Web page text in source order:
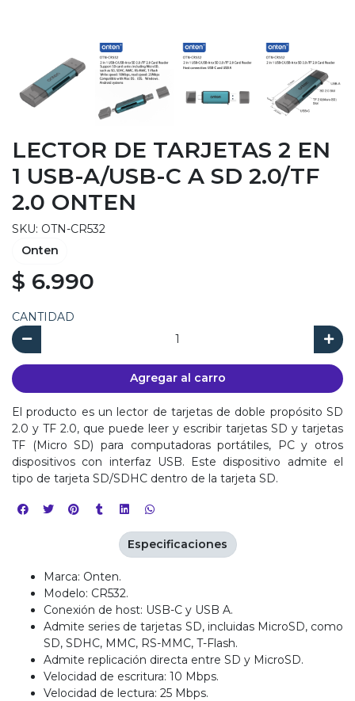
LECTOR DE TARJETAS 2 EN
1 USB-A/USB-C A SD 2.0/TF
2.0 ONTEN
SKU: OTN-CR532
Onten
$ 6.990
CANTIDAD
Agregar al carro
El producto es un lector de tarjetas de doble propósito SD
2.0 y TF 2.0, que puede leer y escribir tarjetas SD y tarjetas
TF (Micro SD) para computadoras portátiles, PC y otros
dispositivos con interfaz USB. Este dispositivo admite el
tipo de tarjeta SD/SDHC dentro de la tarjeta SD.
Marca: Onten.
Modelo: CR532.
Conexión de host: USB-C y USB A.
Admite series de tarjetas SD, incluidas MicroSD, como
SD, SDHC, MMC, RS-MMC, T-Flash.
Admite replicación directa entre SD y MicroSD.
Velocidad de escritura: 10 Mbps.
Velocidad de lectura: 25 Mbps.
Especificaciones